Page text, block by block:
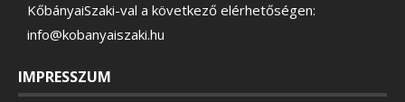
KőbányaiSzaki-val a következő elérhetőségen:
info@kobanyaiszaki.hu
IMPRESSZUM